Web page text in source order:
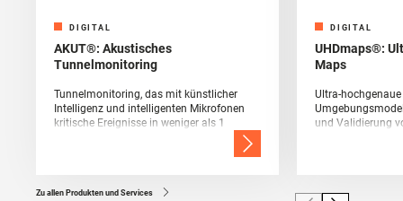
DIGITAL
AKUT®: Akustisches
Tunnelmonitoring
Tunnelmonitoring, das mit künstlicher
Intelligenz und intelligenten Mikrofonen
kritische Ereignisse in weniger als 1
DIGITAL
UHDmaps®:
Maps
Ultra-
und Validierung
Zu allen Produkten und Services